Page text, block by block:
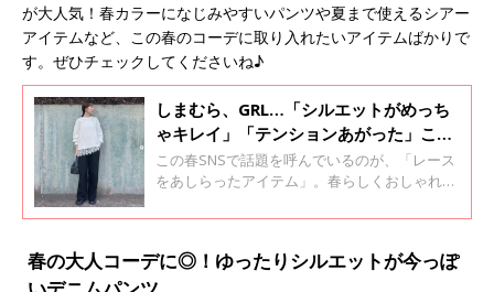
が大人気！春カラーになじみやすいパンツや夏まで使えるシアー
アイテムなど、この春のコーデに取り入れたいアイテムばかりで
す。ぜひチェックしてくださいね♪
しまむら、GRL…「シルエットがめっち
ゃキレイ」「テンションあがった」この
春大人気のレースアイテム5選
この春SNSで話題を呼んでいるのが、「レース
をあしらったアイテム」。春らしくおしゃれな
プラブランドでゲットできるレースアイテムを
さいね♪
春の大人コーデに◎！ゆったりシルエットが今っぽ